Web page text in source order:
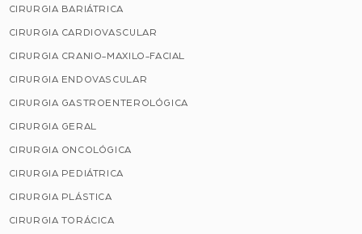
CIRURGIA BARIÁTRICA
CIRURGIA CARDIOVASCULAR
CIRURGIA CRANIO-MAXILO-FACIAL
CIRURGIA ENDOVASCULAR
CIRURGIA GASTROENTEROLÓGICA
CIRURGIA GERAL
CIRURGIA ONCOLÓGICA
CIRURGIA PEDIÁTRICA
CIRURGIA PLÁSTICA
CIRURGIA TORÁCICA